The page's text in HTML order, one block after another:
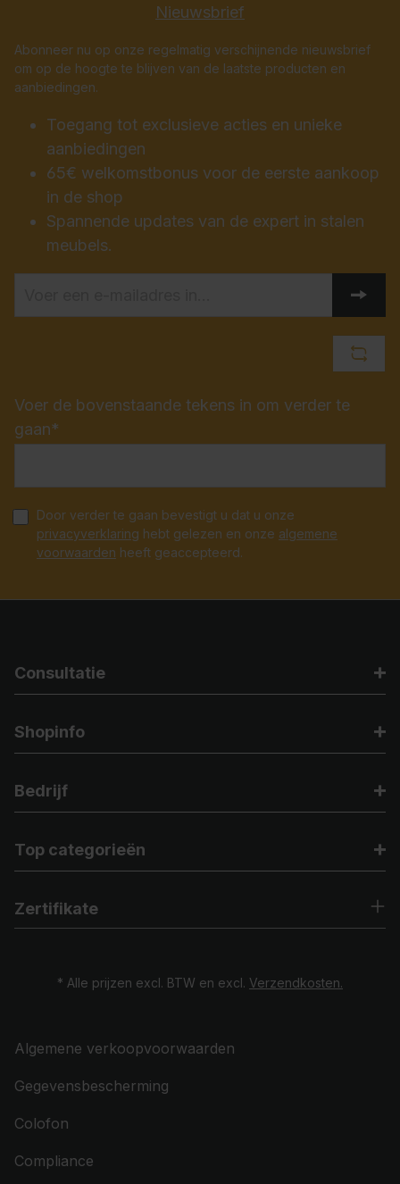
Nieuwsbrief
Abonneer nu op onze regelmatig verschijnende nieuwsbrief
om op de hoogte te blijven van de laatste producten en
aanbiedingen.
Toegang tot exclusieve acties en unieke
aanbiedingen
65€ welkomstbonus voor de eerste aankoop
in de shop
Spannende updates van de expert in stalen
meubels.
Voer de bovenstaande tekens in om verder te
gaan*
Door verder te gaan bevestigt u dat u onze
privacyverklaring hebt gelezen en onze algemene
voorwaarden heeft geaccepteerd.
Consultatie
Shopinfo
Bedrijf
Top categorieën
Zertifikate
* Alle prijzen excl. BTW en excl. Verzendkosten.
Algemene verkoopvoorwaarden
Gegevensbescherming
Colofon
Compliance